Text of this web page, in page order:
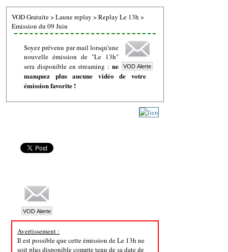
VOD Gratuite>Laune replay >Replay Le 13h >
Emission du 09 Juin
Soyez prévenu par mail lorsqu'une
nouvelle émission de "Le 13h"
sera disponible en streaming : ne
manquez plus aucune vidéo de votre
émission favorite !
Avertissement :
Il est possible que cette émission de Le 13h ne
soit plus disponible compte tenu de sa date de